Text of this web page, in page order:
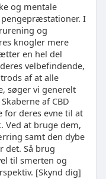
og mentale
I
og
knogler mere
en hel del
velbefindende,
af at alle
søger vi generelt
af CBD
deres evne til at
at bruge dem,
samt den dybe
det. Så brug
til smerten og
[Skynd dig]